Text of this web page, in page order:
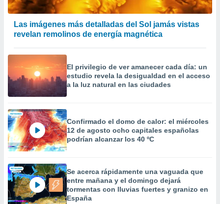
Las imágenes más detalladas del Sol jamás vistas
revelan remolinos de energía magnética
El privilegio de ver amanecer cada día: un
estudio revela la desigualdad en el acceso
a la luz natural en las ciudades
Confirmado el domo de calor: el miércoles
12 de agosto ocho capitales españolas
podrían alcanzar los 40 ºC
Se acerca rápidamente una vaguada que
entre mañana y el domingo dejará
tormentas con lluvias fuertes y granizo en
España